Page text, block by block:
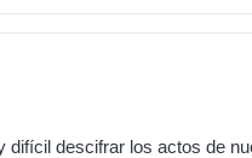
difícil descifrar los actos de